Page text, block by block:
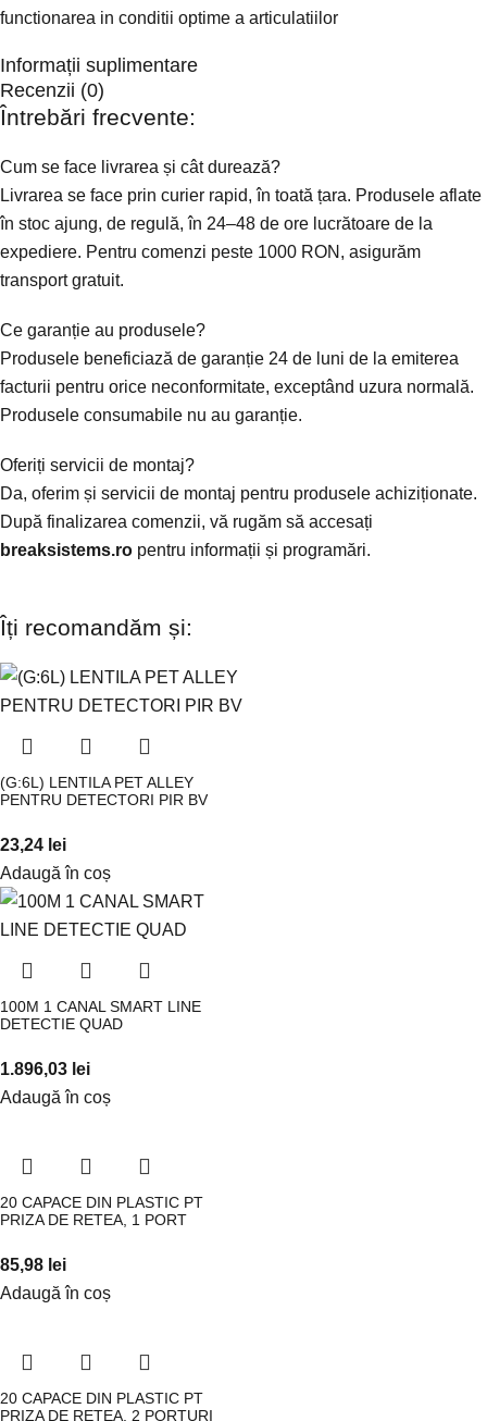
functionarea in conditii optime a articulatiilor
Informații suplimentare
Recenzii (0)
Întrebări frecvente:
Cum se face livrarea și cât durează?
Livrarea se face prin curier rapid, în toată țara. Produsele aflate
în stoc ajung, de regulă, în 24–48 de ore lucrătoare de la
expediere. Pentru comenzi peste 1000 RON, asigurăm
transport gratuit.
Ce garanție au produsele?
Produsele beneficiază de garanție 24 de luni de la emiterea
facturii pentru orice neconformitate, exceptând uzura normală.
Produsele consumabile nu au garanție.
Oferiți servicii de montaj?
Da, oferim și servicii de montaj pentru produsele achiziționate.
După finalizarea comenzii, vă rugăm să accesați
breaksistems.ro pentru informații și programări.
Îți recomandăm și:
(G:6L) LENTILA PET ALLEY
PENTRU DETECTORI PIR BV
23,24 lei
Adaugă în coș
100M 1 CANAL SMART LINE
DETECTIE QUAD
1.896,03 lei
Adaugă în coș
20 CAPACE DIN PLASTIC PT
PRIZA DE RETEA, 1 PORT
85,98 lei
Adaugă în coș
20 CAPACE DIN PLASTIC PT
PRIZA DE RETEA, 2 PORTURI